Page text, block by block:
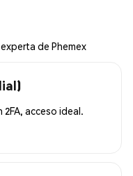
de Phemex
acceso ideal.